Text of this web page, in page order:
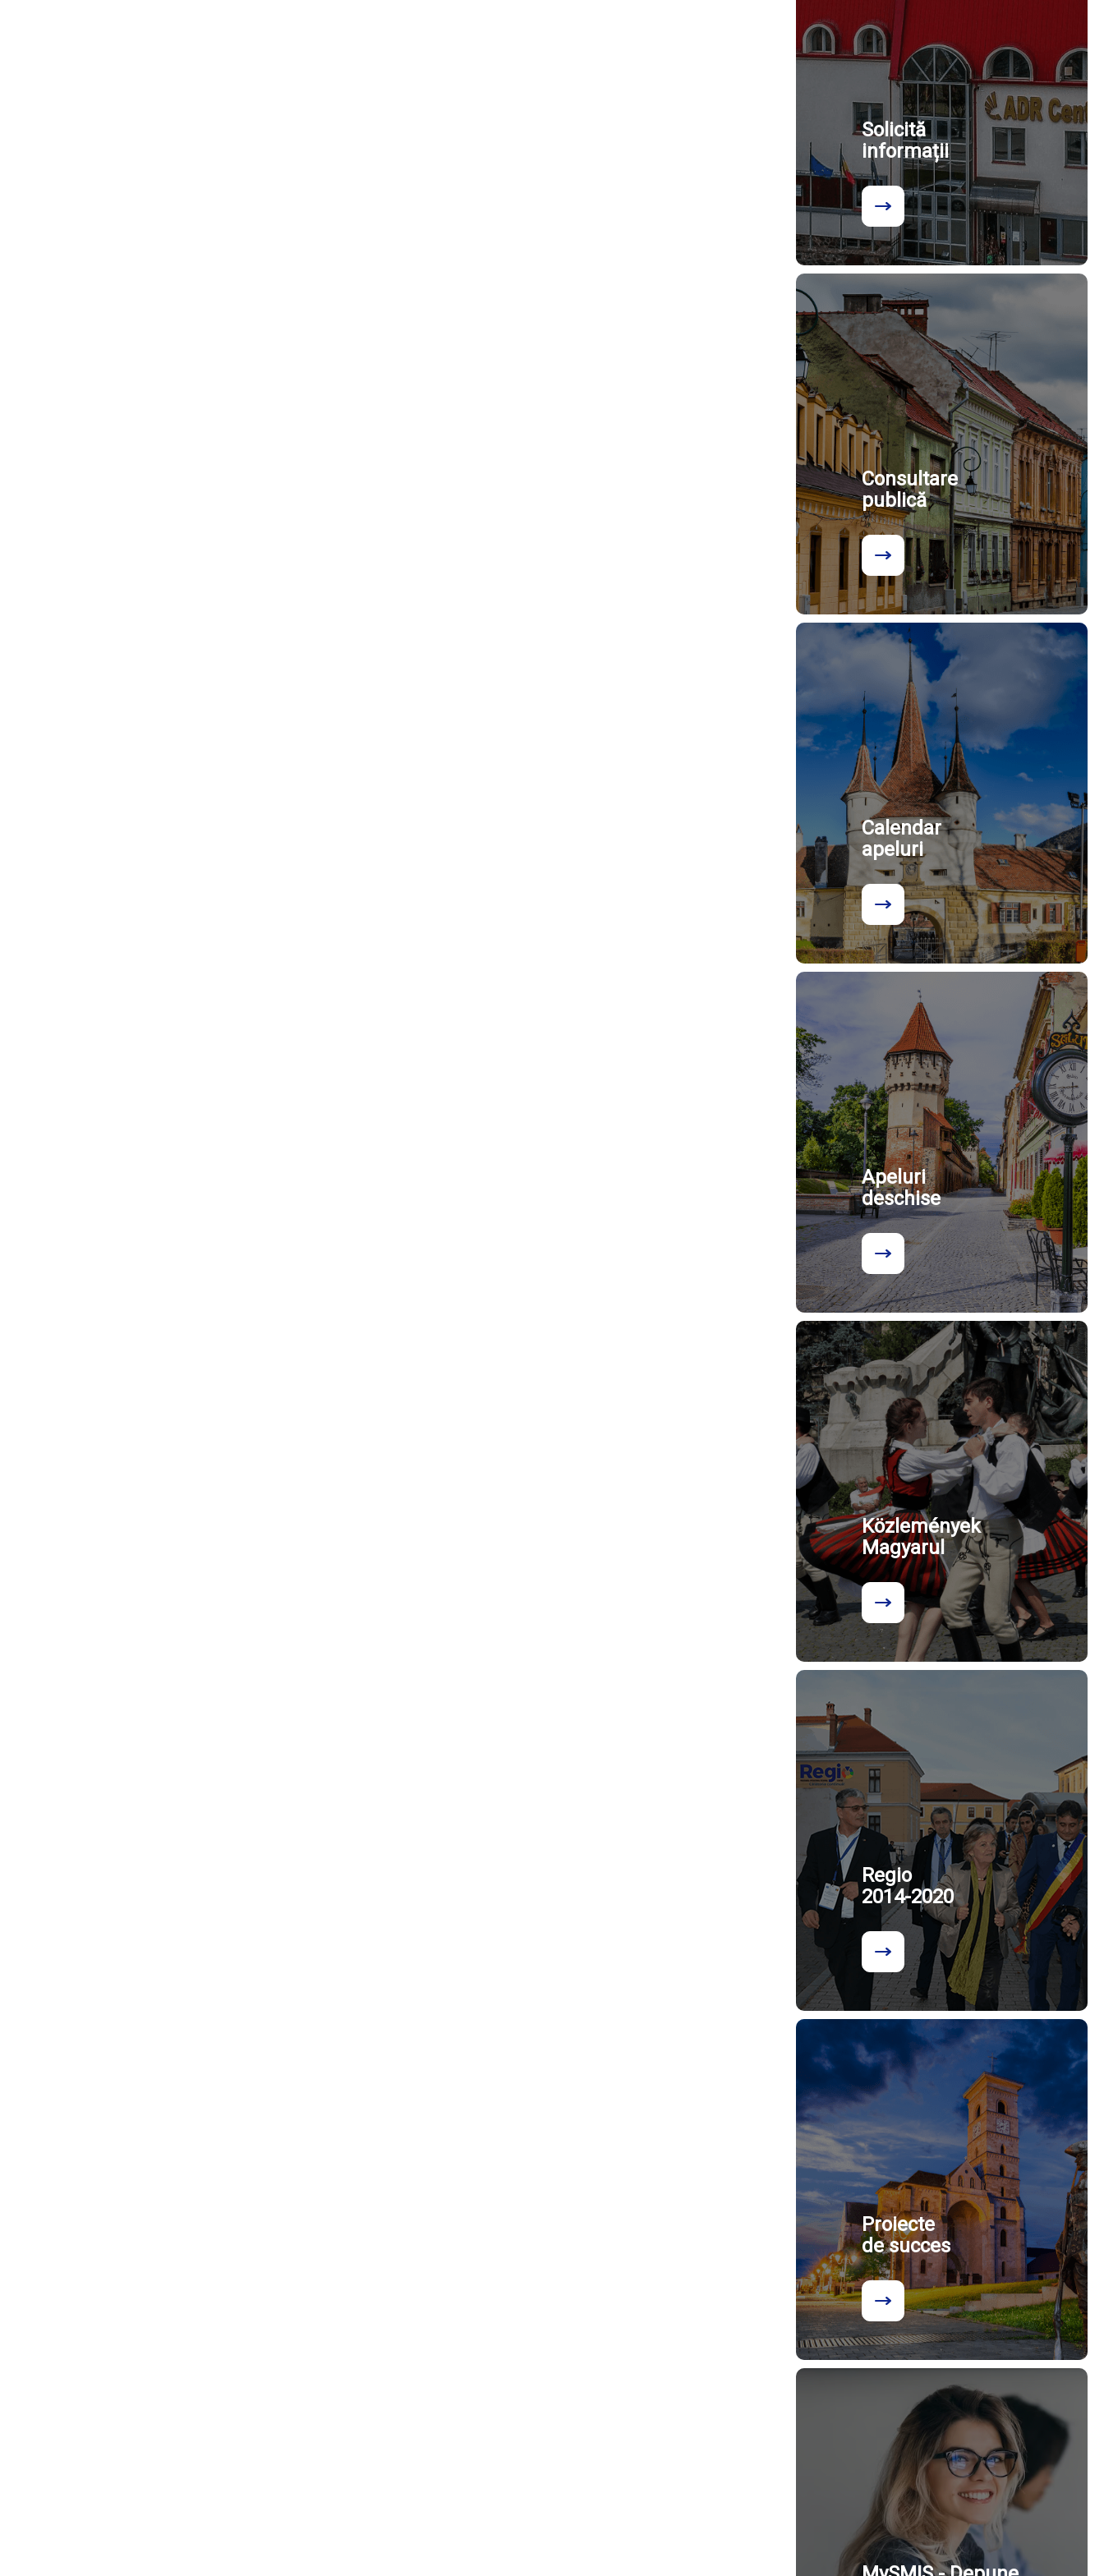
Solicită
informații
Consultare
publică
Calendar
apeluri
Apeluri
deschise
Közlemények
Magyarul
Regio
2014-2020
Proiecte
de succes